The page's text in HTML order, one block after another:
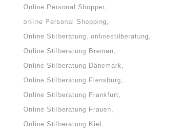
Online Personal Shopper
online Personal Shopping
Online Stilberatung
onlinestilberatung
Online Stilberatung Bremen
Online Stilberatung Dänemark
Online Stilberatung Flensburg
Online Stilberatung Frankfurt
Online Stilberatung Frauen
Online Stilberatung Kiel